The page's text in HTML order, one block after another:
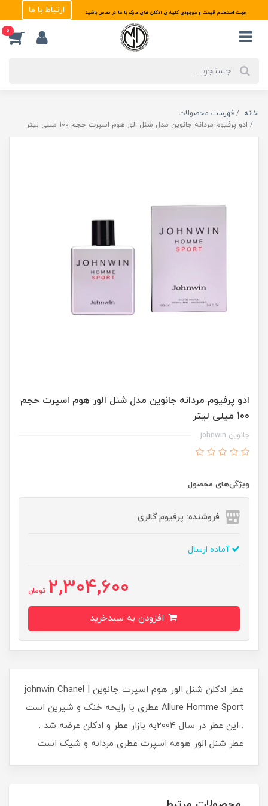
جهت استعلام قیمت و موجودی کلیه ی ادکلن های مارک با ما در تماس باشید ارتباط با ما
0
خانه
فهرست محصولات
ادو پرفیوم مردانه جانوین مدل شنل الور هوم اسپرت حجم 100 میلی لیتر
ادو پرفیوم مردانه جانوین مدل شنل الور هوم اسپرت حجم
100 میلی لیتر
جانوین johnwin
ویژگی‌های محصول
فروشنده: پرفیوم گالری
آماده ارسال
2,304,600 تومان
عطر ادکلن شنل الور هوم اسپرت جانوین | johnwin Chanel
Allure Homme Sport عطری با رایحه خنک و شیرین است
. این عطر در سال 2004به بازار عطر و ادکلن عرضه شد .
عطر شنل الور هومه اسپرت عطری مردانه و شیک است